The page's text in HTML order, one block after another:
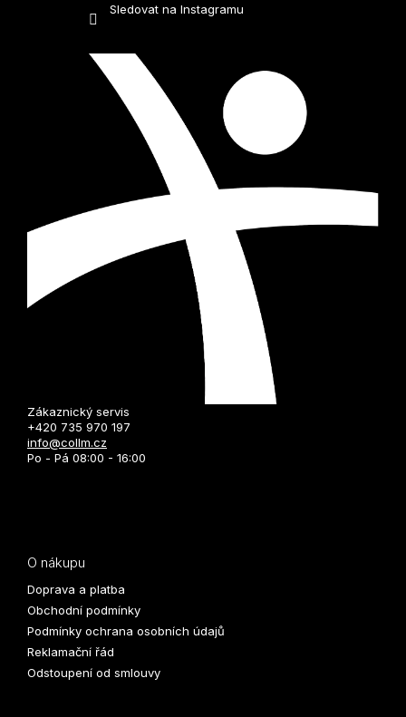
Sledovat na Instagramu
Zákaznický servis
+420 735 970 197
info@collm.cz
Po - Pá 08:00 - 16:00
O nákupu
Doprava a platba
Obchodní podmínky
Podmínky ochrana osobních údajů
Reklamační řád
Odstoupení od smlouvy